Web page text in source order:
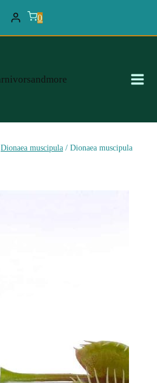
0
Dionaea muscipula / Dionaea muscipula